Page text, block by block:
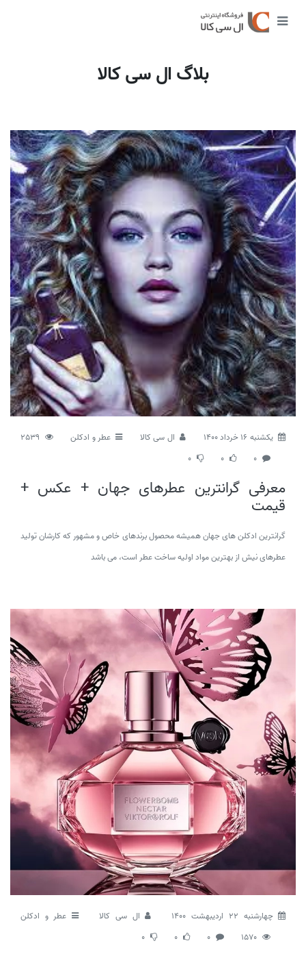
بلاگ ال سی کالا
يكشنبه 16 خرداد 1400 ال سی کالا عطر و ادکلن
2539
0
0
0
معرفی گرانترین عطرهای جهان + عکس +
قیمت
گرانترین ادکلن های جهان همیشه محصول برندهای خاص و مشهور که کارشان تولید
عطرهای نیش از بهترین مواد اولیه ساخت عطر است، می باشد
چهارشنبه 22 اردیبهشت 1400 ال سی کالا
عطر و ادکلن
1570
0
0
0